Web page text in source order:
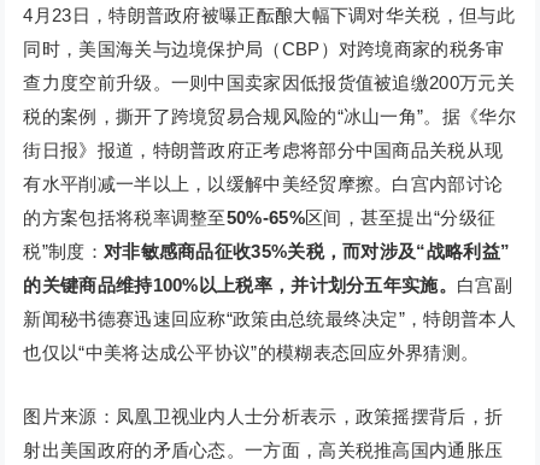
4月23日，特朗普政府被曝正酝酿大幅下调对华关税，但与此
同时，美国海关与边境保护局（CBP）对跨境商家的税务审
查力度空前升级。一则中国卖家因低报货值被追缴200万元关
税的案例，撕开了跨境贸易合规风险的“冰山一角”。据《华尔
街日报》报道，特朗普政府正考虑将部分中国商品关税从现
有水平削减一半以上，以缓解中美经贸摩擦。白宫内部讨论
的方案包括将税率调整至50%-65%区间，甚至提出“分级征
税”制度： 对非敏感商品征收35%关税，而对涉及“战略利益”
的关键商品维持100%以上税率，并计划分五年实施。 白宫副
新闻秘书德赛迅速回应称“政策由总统最终决定”，特朗普本人
也仅以“中美将达成公平协议”的模糊表态回应外界猜测。
图片来源：凤凰卫视业内人士分析表示，政策摇摆背后，折
射出美国政府的矛盾心态。一方面，高关税推高国内通胀压